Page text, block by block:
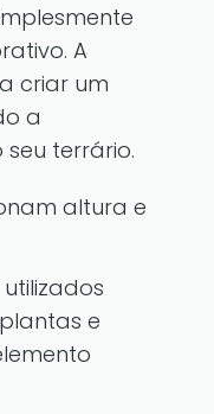
A
criar um
a
terrário.
altura e
e